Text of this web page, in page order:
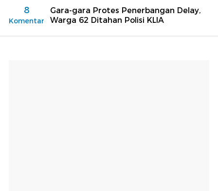
8
Komentar
Gara-gara Protes Penerbangan Delay,
Warga 62 Ditahan Polisi KLIA